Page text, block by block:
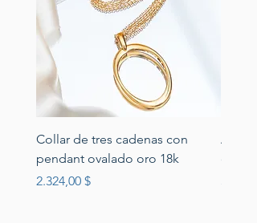
Collar de tres cadenas con
pendant ovalado oro 18k
Preis
2.324,00 $